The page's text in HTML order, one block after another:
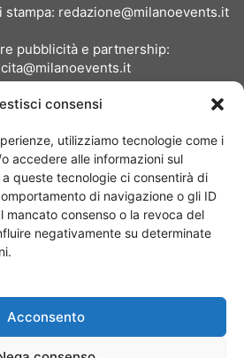
consensi
utilizziamo tecnologie come i
accedere alle informazioni sul
queste tecnologie ci consentirà di
di navigazione o gli ID
mancato consenso o la revoca del
negativamente su determinate
Acconsento
stampa: redazione@milanoevents.it
pubblicità e partnership:
- MilanoEvents.it© managed by